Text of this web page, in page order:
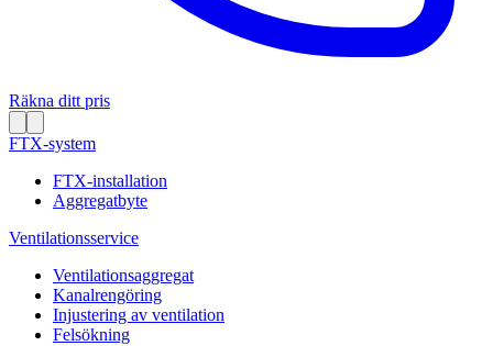
Räkna ditt pris
FTX-system
FTX-installation
Aggregatbyte
Ventilationsservice
Ventilationsaggregat
Kanalrengöring
Injustering av ventilation
Felsökning